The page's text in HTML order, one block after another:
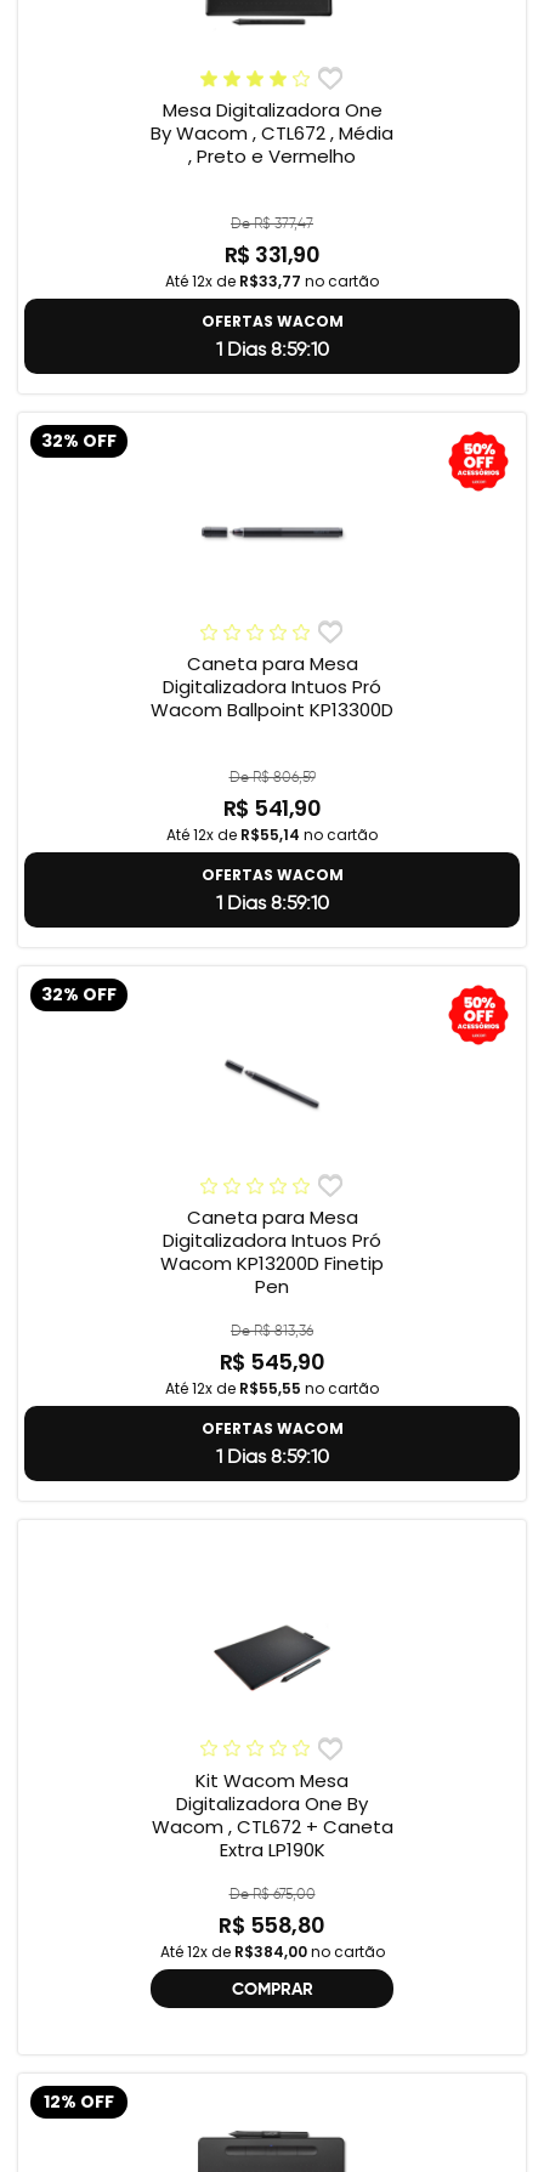
Mesa Digitalizadora One
By Wacom , CTL672 , Média
, Preto e Vermelho
De R$ 377,47
R$ 331,90
Até 12x de R$33,77 no cartão
OFERTAS WACOM
1 Dias 8:59:9
32% OFF
Caneta para Mesa
Digitalizadora Intuos Pró
Wacom Ballpoint KP13300D
De R$ 806,59
R$ 541,90
Até 12x de R$55,14 no cartão
OFERTAS WACOM
1 Dias 8:59:9
32% OFF
Caneta para Mesa
Digitalizadora Intuos Pró
Wacom KP13200D Finetip
Pen
De R$ 813,36
R$ 545,90
Até 12x de R$55,55 no cartão
OFERTAS WACOM
1 Dias 8:59:9
Kit Wacom Mesa
Digitalizadora One By
Wacom , CTL672 + Caneta
Extra LP190K
De R$ 675,00
R$ 558,80
Até 12x de R$384,00no cartão
COMPRAR
12% OFF